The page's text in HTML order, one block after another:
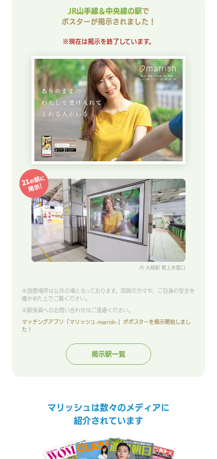
JR山手線＆中央線の駅で
ポスターが掲示されました！
※現在は掲示を終了しています。
JR 大崎駅 橋上本屋口
※設置場所は公共の場となっております。周囲の方々や、ご自身の安全を
確かめた上でご覧ください。
※駅係員へのお問い合わせはご遠慮ください。
マッチングアプリ「マリッシュ-marrish-」がポスターを掲示開始しまし
た！
掲示駅一覧
マリッシュは数々のメディアに
紹介されています